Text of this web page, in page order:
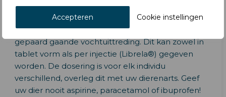
Cookie instellingen
Accepteren
pijnstillers ingezet worden. Deze pijnstillers
(NSAID’s) remmen het ontstekingsproces in de
gewrichten en verminderen daarmee de hiermee
gepaard gaande vochtuittreding. Dit kan zowel in
tablet vorm als per injectie (Librela®) gegeven
worden. De dosering is voor elk individu
verschillend, overleg dit met uw dierenarts. Geef
uw dier nooit aspirine, paracetamol of ibuprofen!